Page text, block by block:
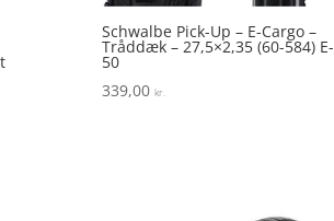
Schwalbe Pick-Up – E-Cargo –
Tråddæk – 27,5×2,35 (60-584) E-
50
339,00 kr.